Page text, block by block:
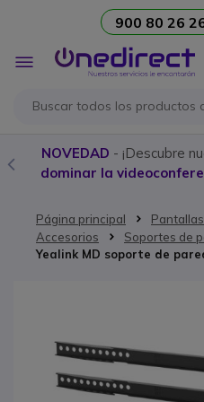
900 80 26
Toggle
Nav
NOVEDAD - ¡Descubre
dominar la
Página principal
Accesorios
Soportes de
Yealink MD soporte de